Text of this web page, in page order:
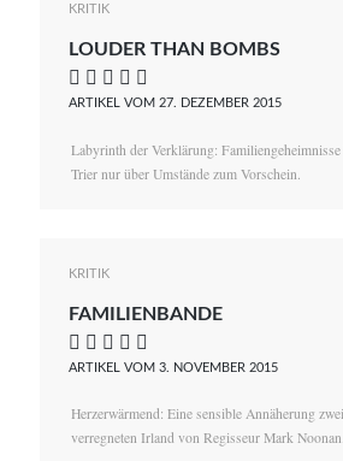
KRITIK
LOUDER THAN BOMBS
    
ARTIKEL VOM 27. DEZEMBER 2015
Labyrinth der Verklärung:
Trier nur über Umstände zum Vorschein.
KRITIK
FAMILIENBANDE
    
ARTIKEL VOM 3. NOVEMBER 2015
Herzerwärmend: Eine sensible Annäherung
verregneten Irland von Regisseur Mark Noonan.